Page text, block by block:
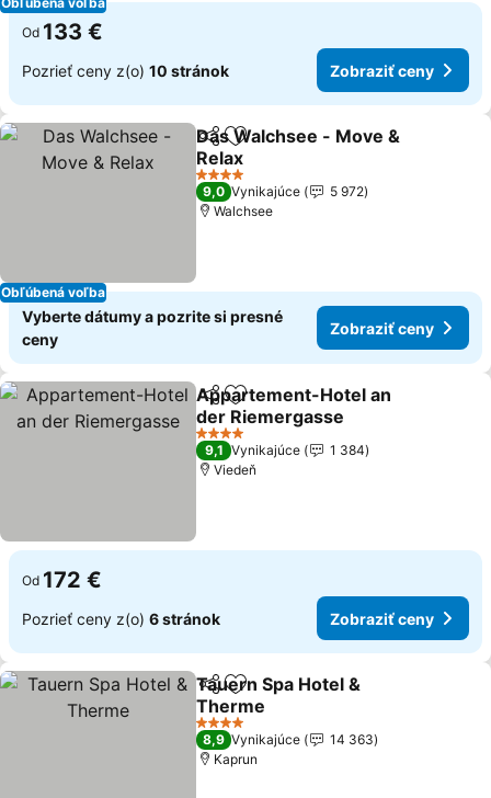
Od 133 €
Pozrieť ceny z(o) 10 stránok Zobraziť ceny
Obľúbená voľba
ZdieľaťPridať do obľúbených
Das Walchsee - Move &
Relax
4 Počet hviezdičiek
9,0 Vynikajúce
5 972
Walchsee
Vyberte dátumy a pozrite si presné
ceny
Zobraziť ceny
ZdieľaťPridať do obľúbených
Appartement-Hotel an
der Riemergasse
4 Počet hviezdičiek
9,1 Vynikajúce
1 384
Viedeň
Od 172 €
Pozrieť ceny z(o) 6 stránok Zobraziť ceny
ZdieľaťPridať do obľúbených
Tauern Spa Hotel &
Therme
4 Počet hviezdičiek
8,9 Vynikajúce
14 363
Kaprun